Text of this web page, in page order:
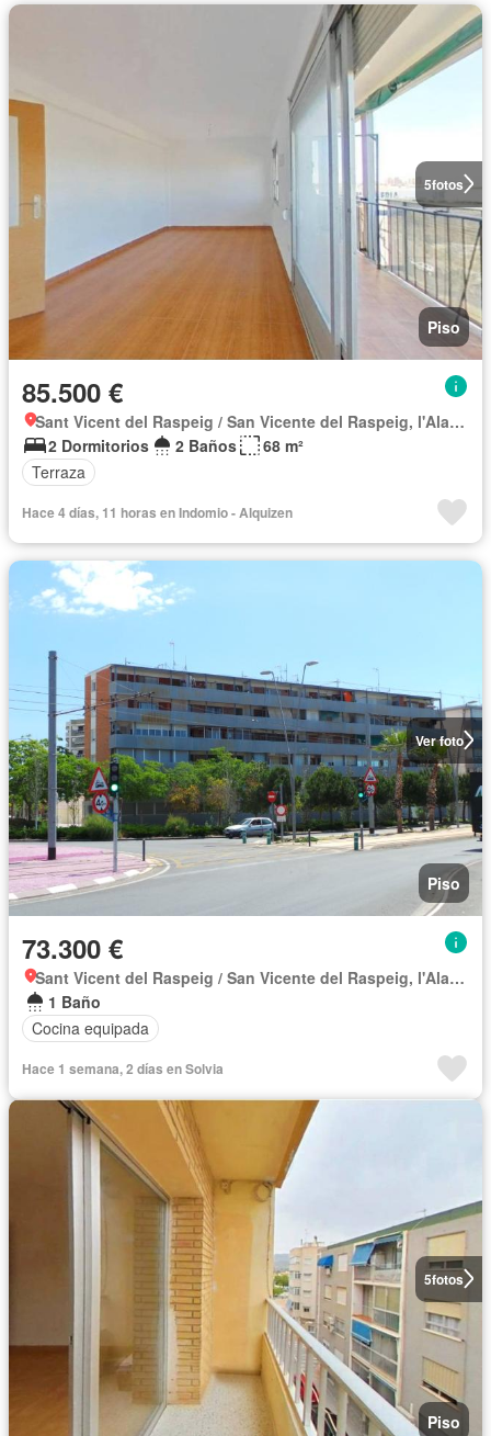
5fotos
Piso
85.500 €
Sant Vicent del Raspeig / San Vicente del Raspeig, l'Alacantí
2 Dormitorios
2 Baños
68 m²
Terraza
Hace 4 días, 11 horas en Indomio - Alquizen
Ver foto
Piso
73.300 €
Sant Vicent del Raspeig / San Vicente del Raspeig, l'Alacantí
1 Baño
Cocina equipada
Hace 1 semana, 2 días en Solvia
5fotos
Piso